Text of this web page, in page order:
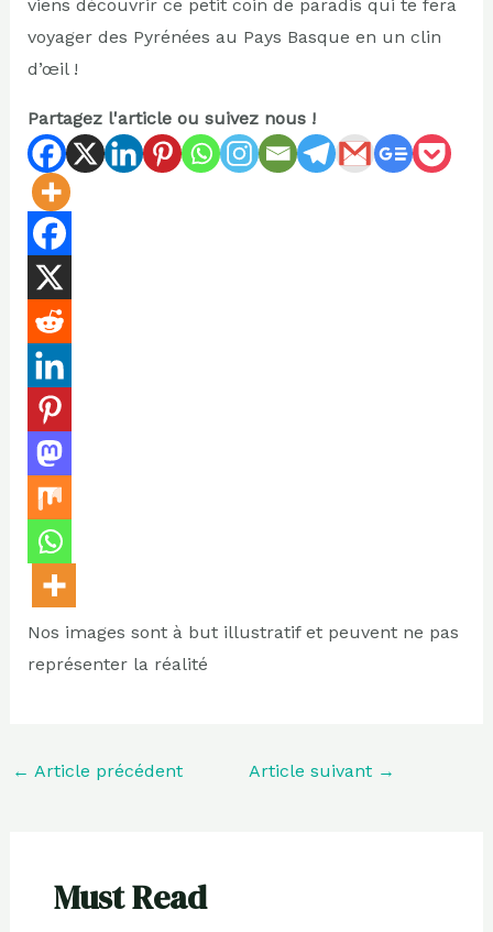
viens découvrir ce petit coin de paradis qui te fera
voyager des Pyrénées au Pays Basque en un clin
d’œil !
Partagez l'article ou suivez nous !
Nos images sont à but illustratif et peuvent ne pas
représenter la réalité
← Article précédent Article suivant →
Must Read